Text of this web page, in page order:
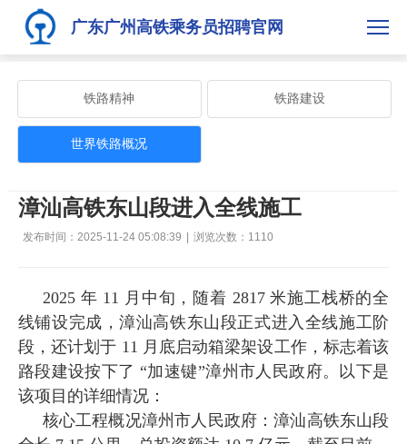
广东广州高铁乘务员招聘官网
铁路精神 铁路建设
世界铁路概况
漳汕高铁东山段进入全线施工
发布时间：2025-11-24 05:08:39 | 浏览次数： 1110
2025 年 11 月中旬，随着 2817 米施工栈桥的全
线铺设完成，漳汕高铁东山段正式进入全线施工阶
段，还计划于 11 月底启动箱梁架设工作，标志着该
路段建设按下了 “加速键”漳州市人民政府。以下是
该项目的详细情况：
核心工程概况漳州市人民政府：漳汕高铁东山段